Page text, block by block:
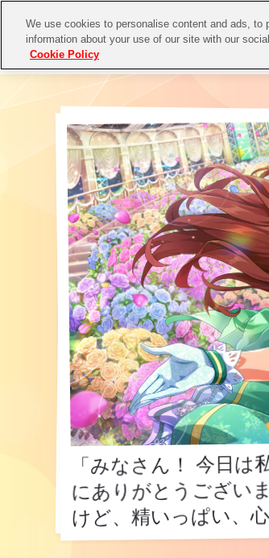
「みなさん！ 今日
にありがとうござい
けど、精いっぱい、
「みなさん！ 今日
にありがとうござい
けど、精いっぱい、
We use cookies to personalise content and ads,
information about your use of our site with our
Cookie Policy